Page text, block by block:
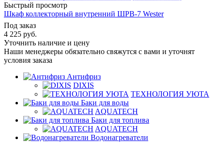
Быстрый просмотр
Шкаф коллекторный внутренний ШРВ-7 Wester
Под заказ
4 225 руб.
Уточнить наличие и цену
Наши менеджеры обязательно свяжутся с вами и уточнят
условия заказа
Антифриз
DIXIS
ТЕХНОЛОГИЯ УЮТА
Баки для воды
AQUATECH
Баки для топлива
AQUATECH
Водонагреватели